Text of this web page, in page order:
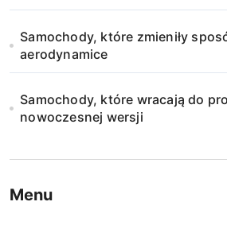
Samochody, które zmieniły
aerodynamice
Samochody, które wracają do
nowoczesnej wersji
Menu